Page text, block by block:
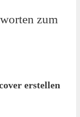
zum
erstellen